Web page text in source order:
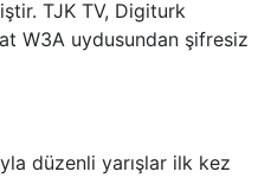
TJK TV, Digiturk
W3A uydusundan şifresiz
düzenli yarışlar ilk kez